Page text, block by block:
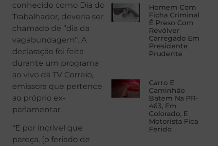
conhecido como Dia do
Trabalhador, deveria ser
chamado de “dia da
vagabundagem”. A
declaração foi feita
durante um programa
ao vivo da TV Correio,
emissora que pertence
ao próprio ex-
parlamentar.
“E por incrível que
pareça, [o feriado de
Homem Com
Ficha Criminal
É Preso Com
Revólver
Carregado Em
Presidente
Prudente
Carro E
Caminhão
Batem Na PR-
463, Em
Colorado, E
Motorista Fica
Ferido